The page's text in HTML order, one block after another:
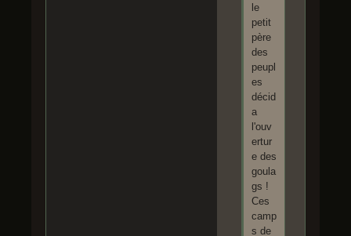
le
petit
père
des
peupl
es
décid
a
l'ouv
ertur
e des
goula
gs !
Ces
camp
s de